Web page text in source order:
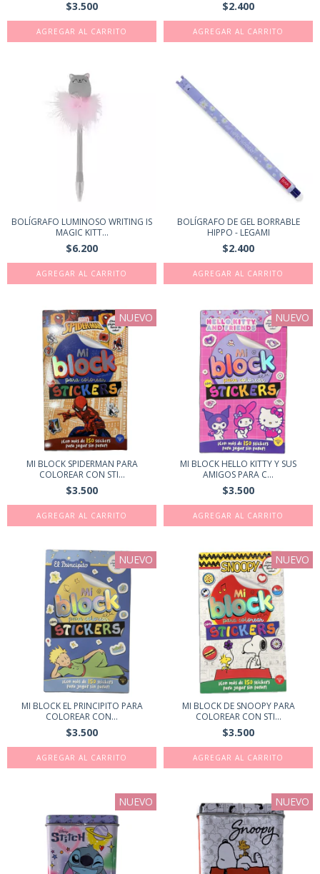
$3.500 $2.400
BOLÍGRAFO LUMINOSO WRITING IS
MAGIC KITT...
$6.200
BOLÍGRAFO DE GEL BORRABLE
HIPPO - LEGAMI
$2.400
NUEVO
MI BLOCK SPIDERMAN PARA
COLOREAR CON STI...
$3.500
NUEVO
MI BLOCK HELLO KITTY Y SUS
AMIGOS PARA C...
$3.500
NUEVO
MI BLOCK EL PRINCIPITO PARA
COLOREAR CON...
$3.500
NUEVO
MI BLOCK DE SNOOPY PARA
COLOREAR CON STI...
$3.500
NUEVO NUEVO